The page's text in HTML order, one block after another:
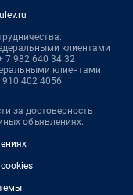
клиентами
7 982 640 34 32
клиентами
910 402 4056
за достоверность
объявлениях.